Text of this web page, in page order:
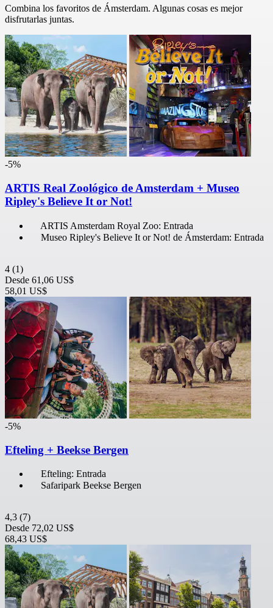
Combina los favoritos de Ámsterdam. Algunas cosas es mejor
disfrutarlas juntas.
-5%
ARTIS Real Zoológico de Amsterdam + Museo
Ripley's Believe It or Not!
ARTIS Amsterdam Royal Zoo: Entrada
Museo Ripley's Believe It or Not! de Ámsterdam: Entrada
4 (1)
Desde 61,06 US$
58,01 US$
-5%
Efteling + Beekse Bergen
Efteling: Entrada
Safaripark Beekse Bergen
4,3 (7)
Desde 72,02 US$
68,43 US$